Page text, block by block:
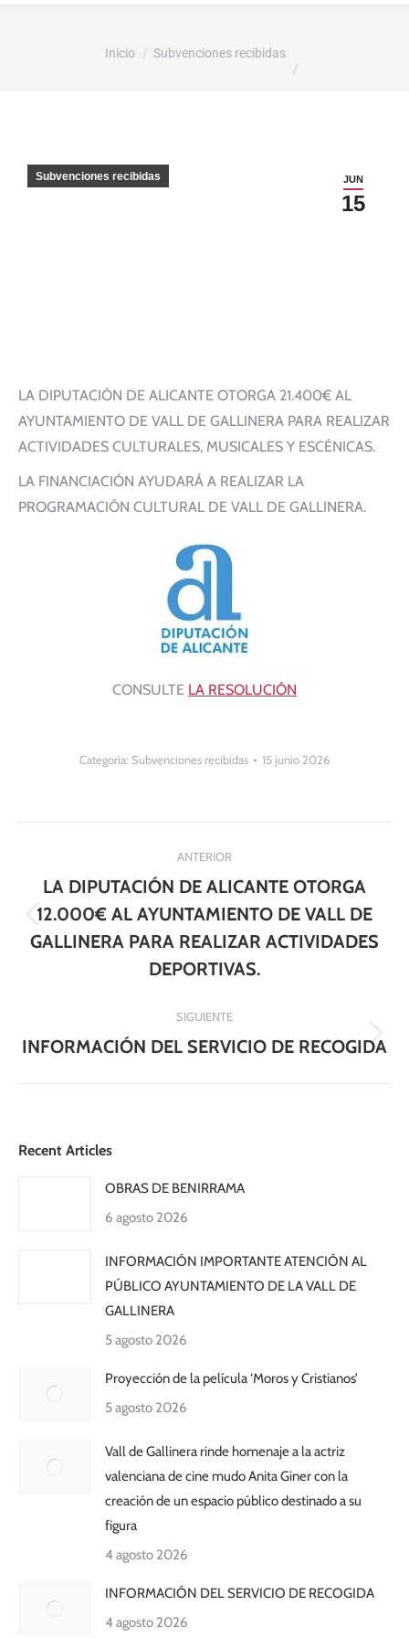
Estás aquí:
Inicio Subvenciones recibidas
JUN
15
Subvenciones recibidas
LA DIPUTACIÓN DE ALICANTE OTORGA 21.400€ AL
AYUNTAMIENTO DE VALL DE GALLINERA PARA REALIZAR
ACTIVIDADES CULTURALES, MUSICALES Y ESCÉNICAS.
LA FINANCIACIÓN AYUDARÁ A REALIZAR LA
PROGRAMACIÓN CULTURAL DE VALL DE GALLINERA.
CONSULTE LA RESOLUCIÓN
Categoría: Subvenciones recibidas 15 junio 2026
entre
publicaciones
ANTERIOR
Publicación
anterior:
LA DIPUTACIÓN DE ALICANTE OTORGA
12.000€ AL AYUNTAMIENTO DE VALL DE
GALLINERA PARA REALIZAR ACTIVIDADES
DEPORTIVAS.
SIGUIENTE
Publicación
INFORMACIÓN DEL SERVICIO DE RECOGIDA
Recent Articles
OBRAS DE BENIRRAMA
6 agosto 2026
INFORMACIÓN IMPORTANTE ATENCIÓN AL
PÚBLICO AYUNTAMIENTO DE LA VALL DE
GALLINERA
5 agosto 2026
Proyección de la película ‘Moros y Cristianos’
5 agosto 2026
Vall de Gallinera rinde homenaje a la actriz
valenciana de cine mudo Anita Giner con la
creación de un espacio público destinado a su
figura
4 agosto 2026
INFORMACIÓN DEL SERVICIO DE RECOGIDA
4 agosto 2026